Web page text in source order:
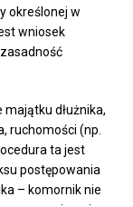
określonej w
wniosek
dłużnika,
ruchomości (np.
ta jest
postępowania
– komornik nie